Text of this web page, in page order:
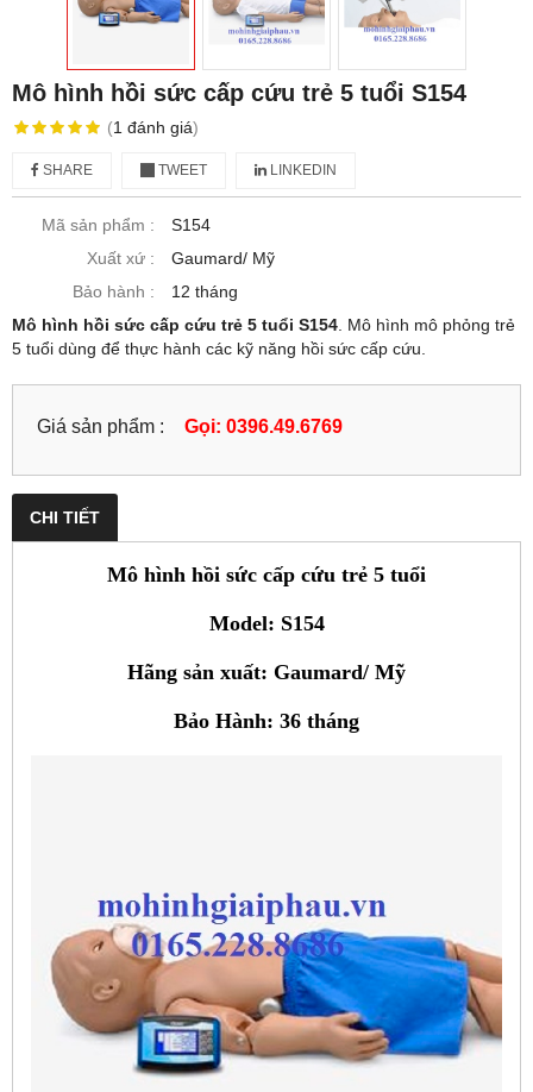
Mô hình hồi sức cấp cứu trẻ 5 tuổi S154
(1 đánh giá)
SHARE TWEET LINKEDIN
Mã sản phẩm :
S154
Xuất xứ :
Gaumard/ Mỹ
Bảo hành :
12 tháng
Mô hình hồi sức cấp cứu trẻ 5 tuổi S154 . Mô hình mô phỏng trẻ
5 tuổi dùng để thực hành các kỹ năng hồi sức cấp cứu.
Giá sản phẩm : Gọi: 0396.49.6769
CHI TIẾT
Mô hình hồi sức cấp cứu trẻ 5 tuổi
Model: S154
Hãng sản xuất: Gaumard/ Mỹ
Bảo Hành: 36 tháng